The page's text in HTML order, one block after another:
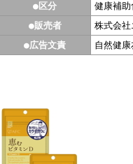
●区分
健康補助
●販売者
株式会社
●広告文責
自然健